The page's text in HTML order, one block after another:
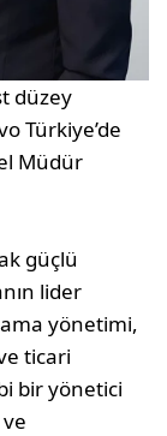
düzey
Türkiye’de
Müdür
güçlü
lider
yönetimi,
ticari
bir yönetici